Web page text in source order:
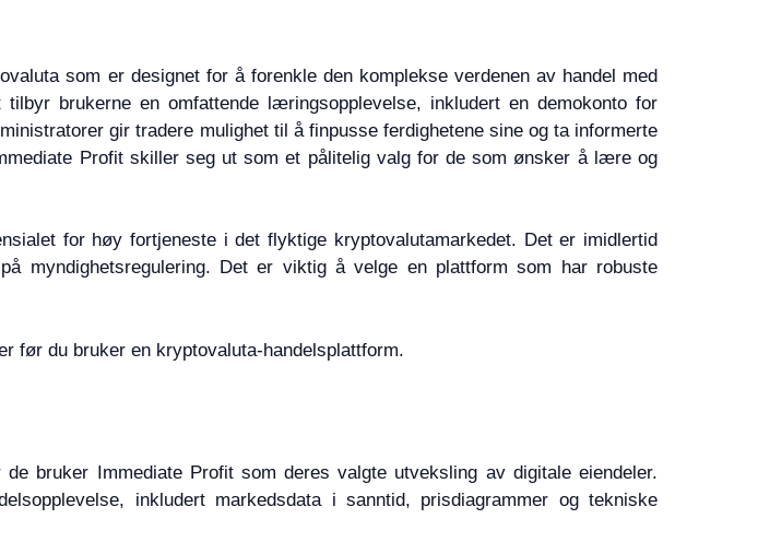
som er designet for å forenkle den komplekse verdenen av handel med
brukerne en omfattende læringsopplevelse, inkludert en demokonto for
gir tradere mulighet til å finpusse ferdighetene sine og ta informerte
Profit skiller seg ut som et pålitelig valg for de som ønsker å lære og
for høy fortjeneste i det flyktige kryptovalutamarkedet. Det er imidlertid
myndighetsregulering. Det er viktig å velge en plattform som har robuste
før du bruker en kryptovaluta-handelsplattform.
bruker Immediate Profit som deres valgte utveksling av digitale eiendeler.
inkludert markedsdata i sanntid, prisdiagrammer og tekniske